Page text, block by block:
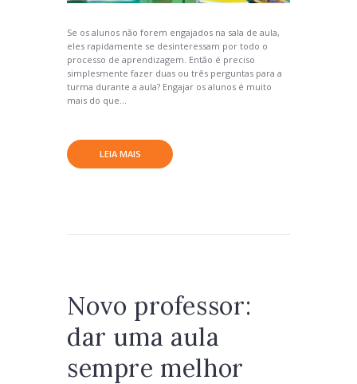
Se os alunos não forem engajados na sala de aula,
eles rapidamente se desinteressam por todo o
processo de aprendizagem. Então é preciso
simplesmente fazer duas ou três perguntas para a
turma durante a aula? Engajar os alunos é muito
mais do que...
LEIA MAIS
Novo professor:
dar uma aula
sempre melhor